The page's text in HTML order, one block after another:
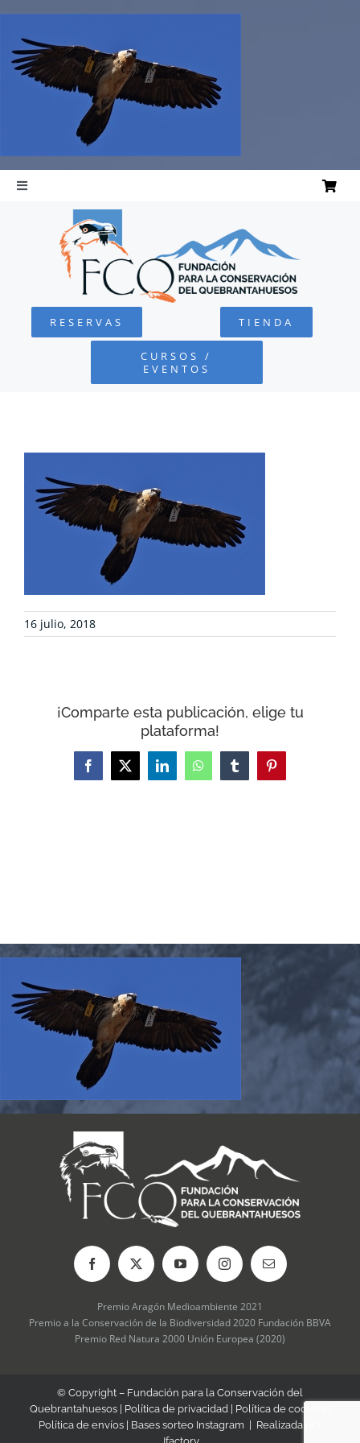
contenido
Toggle
Navigation
QUEBRANTAHUESOS
FUNDACIÓN
COLABORA
NOTICIAS
CARRITO
RESERVAS TIENDA
CURSOS /
EVENTOS
16 julio, 2018
¡Comparte esta publicación, elige tu
plataforma!
Facebook
X LinkedInWhatsAppTumblrPinterest
Premio Aragón Medioambiente 2021
Premio a la Conservación de la Biodiversidad 2020 Fundación BBVA
Premio Red Natura 2000 Unión Europea (2020)
© Copyright – Fundación para la Conservación del
Quebrantahuesos | Política de privacidad| Política de cookies
Política de envíos| Bases sorteo Instagram | Realizada por